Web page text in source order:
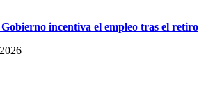
incentiva el empleo tras el retiro